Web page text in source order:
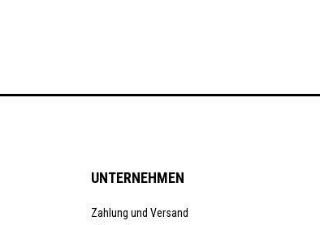
UNTERNEHMEN
Zahlung und Versand